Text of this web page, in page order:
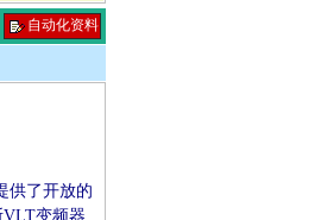
自动化资料
供了开放的
变频器